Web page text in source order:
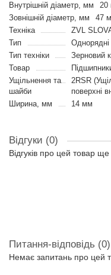
Внутрішній діаметр, мм
20
Зовнішній діаметр, мм
47
Техніка
ZVL
Тип
Однорядні
Тип техніки
Зерновий
Товар
Ущільнення та
шайби
2RSR
поверхні
Ширина, мм
14 мм
Відгуки (0)
Відгуків про цей товар
Питання-відповідь (0)
Немає запитань про цей